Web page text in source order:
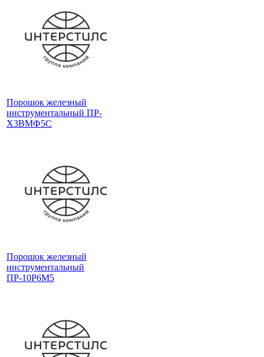
Порошок железный
инструментальный ПР-
Х3ВМФ5С
Порошок железный
инструментальный
ПР-10Р6М5